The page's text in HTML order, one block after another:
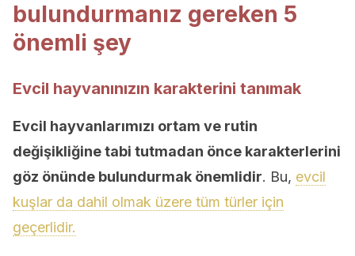
bulundurmanız gereken 5
önemli şey
Evcil hayvanınızın karakterini tanımak
Evcil hayvanlarımızı ortam ve rutin
değişikliğine tabi tutmadan önce karakterlerini
göz önünde bulundurmak önemlidir. Bu, evcil
kuşlar da dahil olmak üzere tüm türler için
geçerlidir.